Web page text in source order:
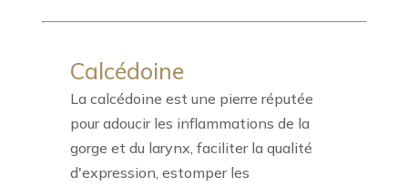
Calcédoine
La calcédoine est une pierre réputée
pour adoucir les inflammations de la
gorge et du larynx, faciliter la qualité
d'expression, estomper les